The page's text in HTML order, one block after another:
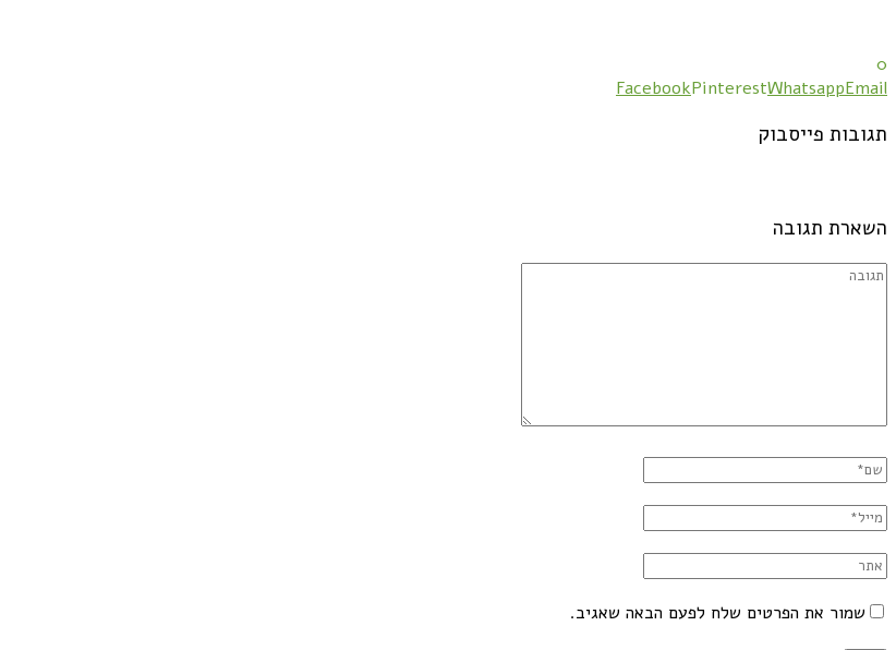
0
FacebookPinterestWhatsappEmail
תגובות פייסבוק
השארת תגובה
שמור את הפרטים שלח לפעם הבאה שאגיב.